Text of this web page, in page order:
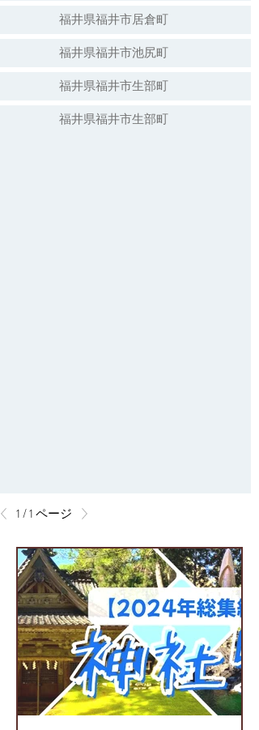
福井県福井市居倉町
福井県福井市池尻町
福井県福井市生部町
福井県福井市生部町
1 / 1 ページ